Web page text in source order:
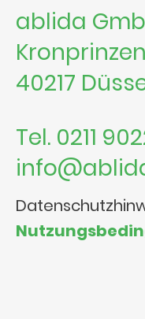
ablida
40217
Tel. 0211